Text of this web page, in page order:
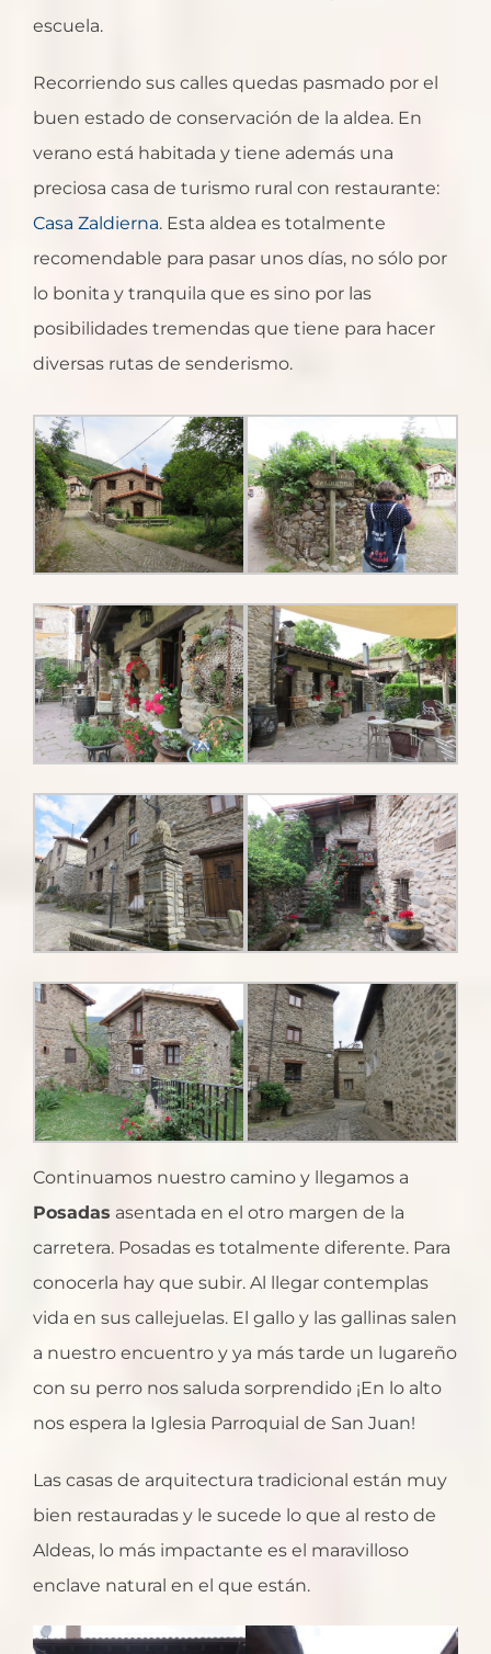
escuela.
Recorriendo sus calles quedas pasmado por el
buen estado de conservación de la aldea. En
verano está habitada y tiene además una
preciosa casa de turismo rural con restaurante:
Casa Zaldierna. Esta aldea es totalmente
recomendable para pasar unos días, no sólo por
lo bonita y tranquila que es sino por las
posibilidades tremendas que tiene para hacer
diversas rutas de senderismo.
Continuamos nuestro camino y llegamos a
Posadas asentada en el otro margen de la
carretera. Posadas es totalmente diferente. Para
conocerla hay que subir. Al llegar contemplas
vida en sus callejuelas. El gallo y las gallinas salen
a nuestro encuentro y ya más tarde un lugareño
con su perro nos saluda sorprendido ¡En lo alto
nos espera la Iglesia Parroquial de San Juan!
Las casas de arquitectura tradicional están muy
bien restauradas y le sucede lo que al resto de
Aldeas, lo más impactante es el maravilloso
enclave natural en el que están.